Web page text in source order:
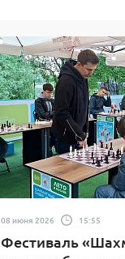
08 июня 2026 15:55
Фестиваль